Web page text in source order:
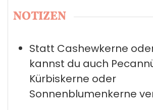
NOTIZEN
Statt Cashewkerne
kannst du auch
Kürbiskerne oder
Sonnenblumenkerne